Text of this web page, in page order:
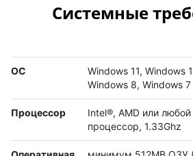
Системные
ОС
Windows 11, Windows
Windows 8, Windows 7
Процессор
Intel®, AMD или
процессор, 1.33Ghz